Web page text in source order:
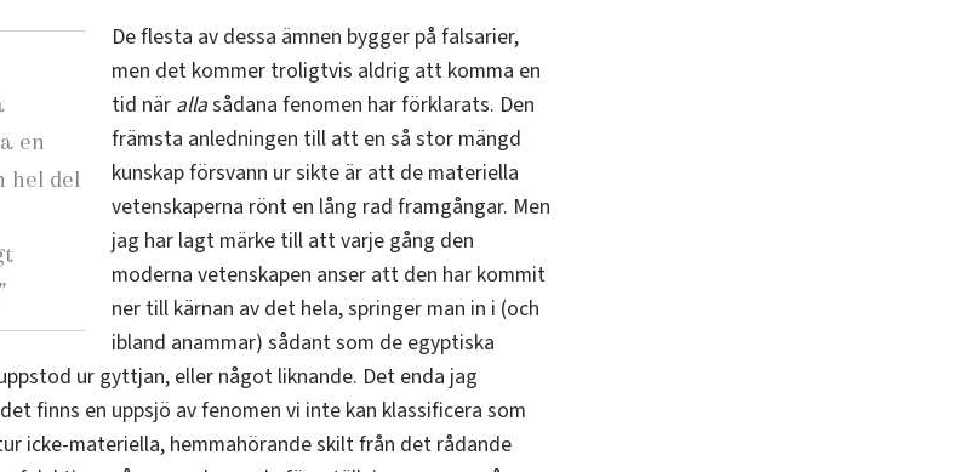
en
hel del
”
De flesta av dessa ämnen bygger på falsarier,
men det kommer troligtvis aldrig att komma en
tid när allasådana fenomen har förklarats. Den
främsta anledningen till att en så stor mängd
kunskap försvann ur sikte är att de materiella
vetenskaperna rönt en lång rad framgångar. Men
jag har lagt märke till att varje gång den
moderna vetenskapen anser att den har kommit
ner till kärnan av det hela, springer man in i (och
ibland anammar) sådant som de egyptiska
ur gyttjan, eller något liknande. Det enda jag
finns en uppsjö av fenomen vi inte kan klassificera som
icke-materiella, hemmahörande skilt från det rådande